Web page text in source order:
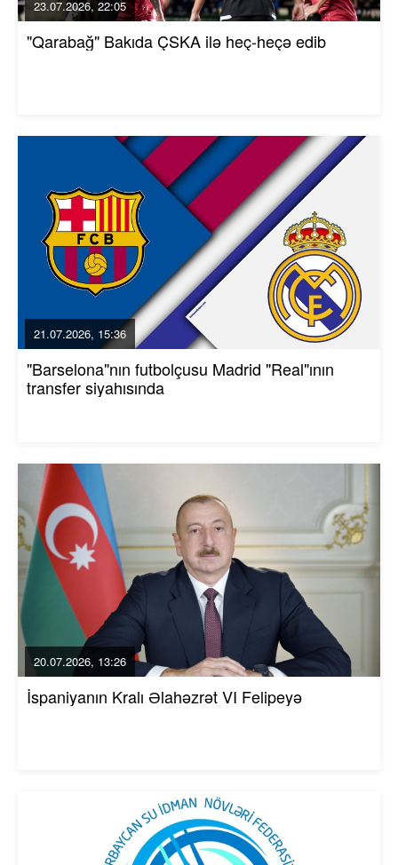
23.07.2026, 22:05
"Qarabağ" Bakıda ÇSKA ilə heç-heçə edib
21.07.2026, 15:36
"Barselona"nın futbolçusu Madrid "Real"ının
transfer siyahısında
20.07.2026, 13:26
İspaniyanın Kralı Əlahəzrət VI Felipeyə